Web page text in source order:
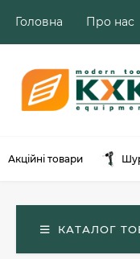
Головна Про нас
Акційні товари
КАТАЛОГ